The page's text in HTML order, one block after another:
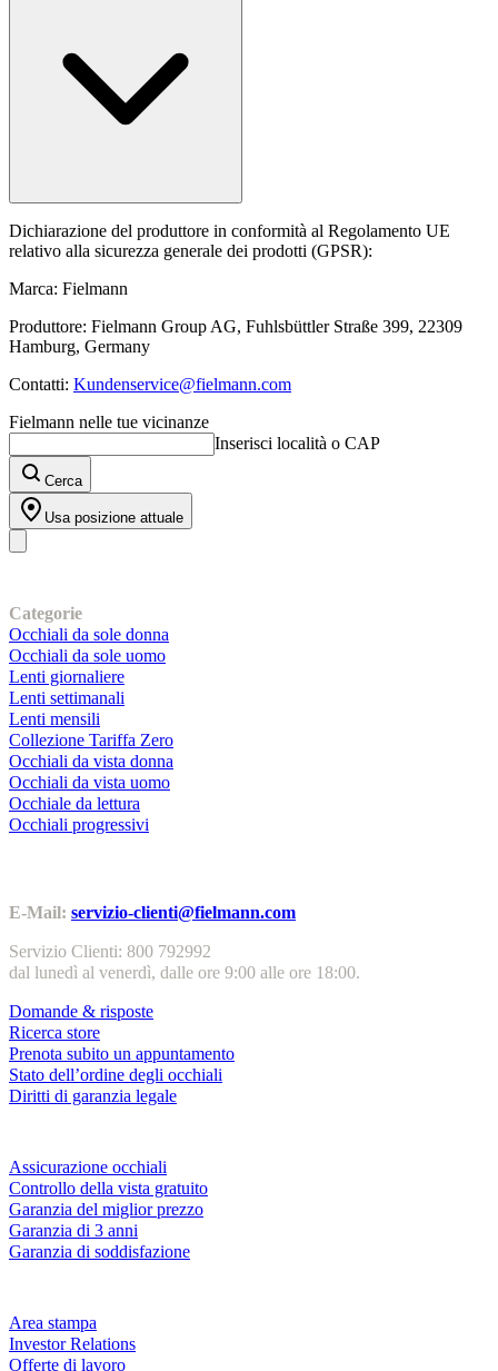
Dichiarazione del produttore in conformità al Regolamento UE
relativo alla sicurezza generale dei prodotti (GPSR):
Marca: Fielmann
Produttore: Fielmann Group AG, Fuhlsbüttler Straße 399, 22309
Hamburg, Germany
Contatti: Kundenservice@fielmann.com
Fielmann nelle tue vicinanze
Inserisci località o CAP
Cerca
Usa posizione attuale
Categorie
Occhiali da sole donna
Occhiali da sole uomo
Lenti giornaliere
Lenti settimanali
Lenti mensili
Collezione Tariffa Zero
Occhiali da vista donna
Occhiali da vista uomo
Occhiale da lettura
Occhiali progressivi
E-Mail: servizio-clienti@fielmann.com
Servizio Clienti: 800 792992
dal lunedì al venerdì, dalle ore 9:00 alle ore 18:00.
Domande & risposte
Ricerca store
Prenota subito un appuntamento
Stato dell’ordine degli occhiali
Diritti di garanzia legale
Assicurazione occhiali
Controllo della vista gratuito
Garanzia del miglior prezzo
Garanzia di 3 anni
Garanzia di soddisfazione
Area stampa
Investor Relations
Offerte di lavoro